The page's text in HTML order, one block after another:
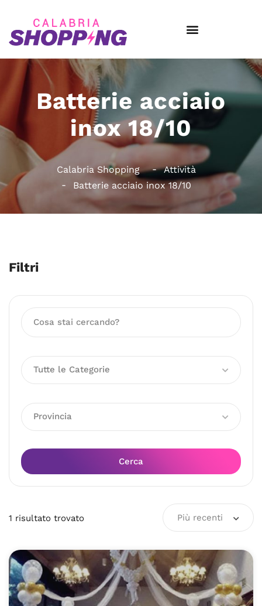
Batterie acciaio
inox 18/10
Calabria Shopping
Attività
Batterie acciaio inox 18/10
Filtri
Tutte le Categorie
Provincia
Cerca
1 risultato trovato Più recenti